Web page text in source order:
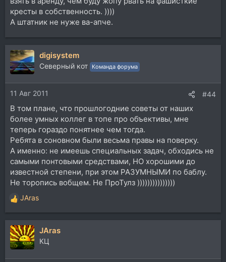
кресты в собственность. ))))
А штатник не нуже ва-апче.
digisystem
Северный кот Команда форума
11 Авг 2011 #44
В том плане, что прошлогодние советы от наших
более умных коллег в топе про объективы, мне
теперь гораздо понятнее чем тогда.
Ребята в соновном были весьма правы на поверку.
А именно: не имеешь специальных задач, обходись не
самыми понтовыми средствами, НО хорошими до
известной степени, при этом РАЗУМНЫМИ по баблу.
Не торопись вобщем. Не ПроТулз )))))))))))))))
Р
е
а
к
ц
и
и
JAras
JAras
КЦ